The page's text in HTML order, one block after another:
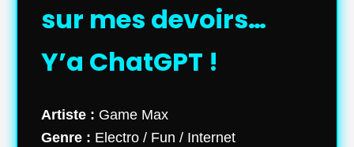
sur mes devoirs…
Y’a ChatGPT !
Artiste : Game Max
Genre : Electro / Fun / Internet